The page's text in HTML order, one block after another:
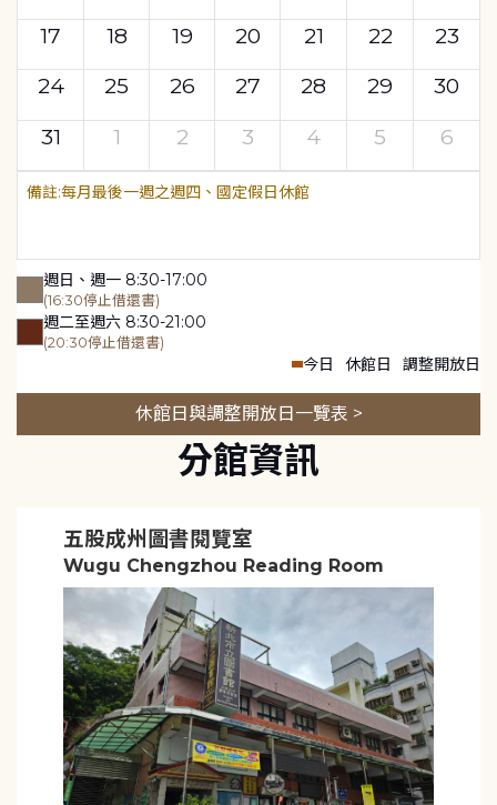
17
18 19 20 21 22
23
24
25 26 27 28 29
30
31
1 2 3 4 5 6
每月最後一週之週四、國定假日休館
週日、週一 8:30-17:00
(16:30停止借還書)
週二至週六 8:30-21:00
(20:30停止借還書)
今日 休館日 調整開放日
休館日與調整開放日一覽表 >
分館資訊
五股成州圖書閱覽室
Wugu Chengzhou Reading Room